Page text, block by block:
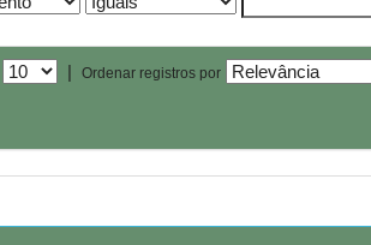
| Ordenar registros por